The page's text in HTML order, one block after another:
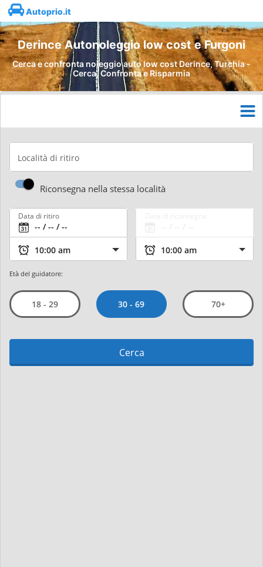
Autoprio.it
Derince Autonoleggio low cost e Furgoni
Cerca e confronta noleggio auto low cost Derince, Turchia -
Cerca, Confronta e Risparmia
Località di ritiro
Riconsegna nella stessa località
Data di ritiro
Età del guidatore:
18 - 29 30 - 69 70+
Cerca